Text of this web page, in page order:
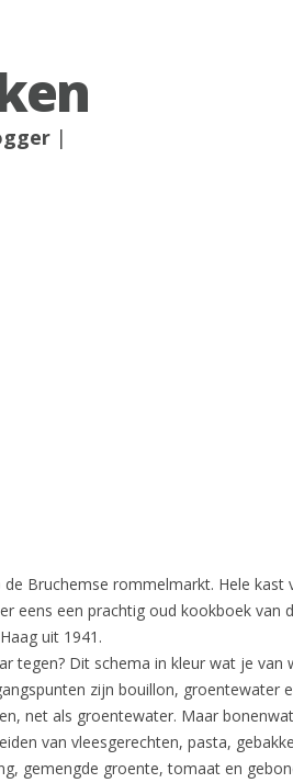
|
Bruchemse rommelmarkt. Hele kast
eens een prachtig oud kookboek van
uit 1941.
tegen? Dit schema in kleur wat je van
zijn bouillon, groentewater
net als groentewater. Maar
van vleesgerechten, pasta,
gemengde groente, tomaat en